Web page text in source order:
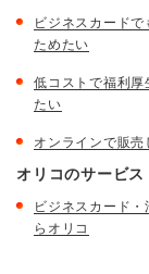
ビジネスカードで
ためたい
低コストで福利厚
たい
オンラインで販売
オリコのサービス
ビジネスカード・
らオリコ